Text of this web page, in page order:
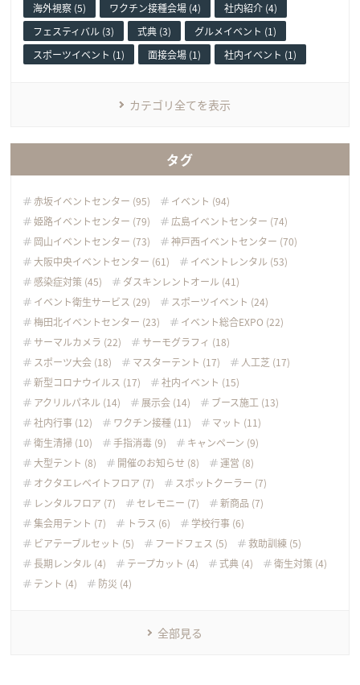
海外視察 (5)
ワクチン接種会場 (4)
社内紹介 (4)
フェスティバル (3)
式典 (3)
グルメイベント (1)
スポーツイベント (1)
面接会場 (1) 社内イベント (1)
カテゴリ全てを表示
タグ
赤坂イベントセンター (95)
イベント (94)
姫路イベントセンター (79)
広島イベントセンター (74)
岡山イベントセンター (73)
神戸西イベントセンター (70)
大阪中央イベントセンター (61)
イベントレンタル (53)
感染症対策 (45)
ダスキンレントオール (41)
イベント衛生サービス (29)
スポーツイベント (24)
梅田北イベントセンター (23)
イベント総合EXPO (22)
サーマルカメラ (22)
サーモグラフィ (18)
スポーツ大会 (18)
マスターテント (17)
人工芝 (17)
新型コロナウイルス (17)
社内イベント (15)
アクリルパネル (14)
展示会 (14)
ブース施工 (13)
社内行事 (12)
ワクチン接種 (11)
マット (11)
衛生清掃 (10)
手指消毒 (9)
キャンペーン (9)
大型テント (8)
開催のお知らせ (8)
運営 (8)
オクタエレベイトフロア (7)
スポットクーラー (7)
レンタルフロア (7)
セレモニー (7)
新商品 (7)
集会用テント (7)
トラス (6)
学校行事 (6)
ビアテーブルセット (5)
フードフェス (5)
救助訓練 (5)
長期レンタル (4)
テープカット (4) 式典 (4)
衛生対策 (4)
テント (4)
防災 (4)
全部見る